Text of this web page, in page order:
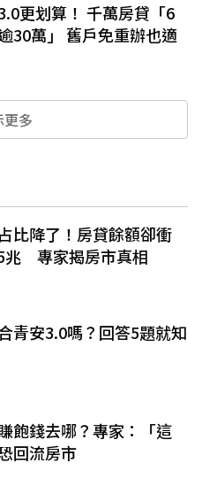
更划算！ 千萬房貸「6
30萬」 舊戶免重辦也適
多
比降了！房貸餘額卻衝
兆 專家揭房市真相
青安3.0嗎？回答5題就知
飽錢去哪？專家：「這
回流房市